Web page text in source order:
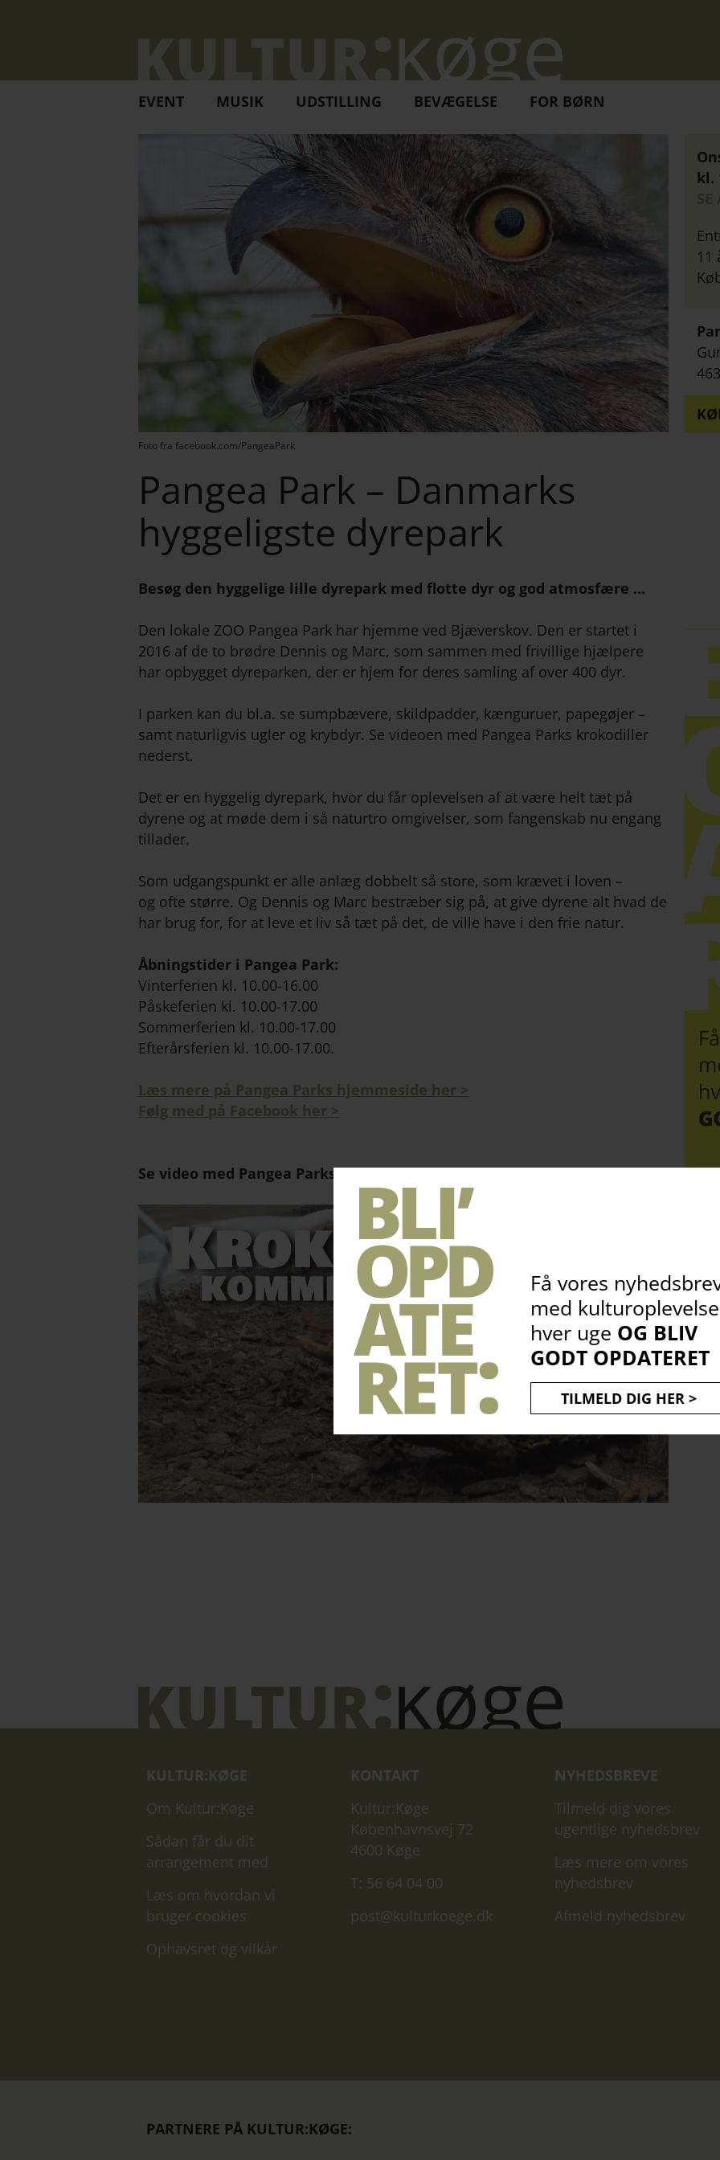
Få vores
med
hver uge OG BLIV
GODT OPDATERET
TILMELD DIG HER >
EVENT MUSIK UDSTILLING BEVÆGELSE FOR BØRN
Foto fra facebook.com/PangeaPark
kl.
11
Pangea Park – Danmarks
hyggeligste dyrepark
Besøg den hyggelige lille dyrepark med flotte dyr og god atmosfære ...
Den lokale ZOO Pangea Park har hjemme ved Bjæverskov. Den er startet i
2016 af de to brødre Dennis og Marc, som sammen med frivillige hjælpere
har opbygget dyreparken, der er hjem for deres samling af over 400 dyr.
I parken kan du bl.a. se sumpbævere, skildpadder, kænguruer, papegøjer –
samt naturligvis ugler og krybdyr. Se videoen med Pangea Parks krokodiller
nederst.
Det er en hyggelig dyrepark, hvor du får oplevelsen af at være helt tæt på
dyrene og at møde dem i så naturtro omgivelser, som fangenskab nu engang
tillader.
Som udgangspunkt er alle anlæg dobbelt så store, som krævet i loven –
og ofte større. Og Dennis og Marc bestræber sig på, at give dyrene alt hvad de
har brug for, for at leve et liv så tæt på det, de ville have i den frie natur.
Åbningstider i Pangea Park:
Vinterferien kl. 10.00-16.00
Påskeferien kl. 10.00-17.00
Sommerferien kl. 10.00-17.00
Efterårsferien kl. 10.00-17.00.
Læs mere på Pangea Parks hjemmeside her >
Følg med på Facebook her >
Se video med Pangea Parks krokodiller:
KULTUR:KØGE
Om Kultur:Køge
Sådan får du dit
arrangement med
Læs om hvordan vi
bruger cookies
Ophavsret og vilkår
KONTAKT
Kultur:Køge
Københavnsvej 72
4600 Køge
T: 56 64 04 00
post@kulturkoege.dk
NYHEDSBREVE
Tilmeld dig vores
ugentlige nyhedsbrev
Læs mere om vores
nyhedsbrev
Afmeld nyhedsbrev
PARTNERE PÅ KULTUR:KØGE: